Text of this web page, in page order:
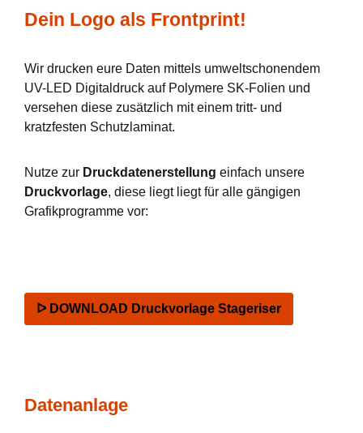
Dein Logo als Frontprint!
Wir drucken eure Daten mittels umweltschonendem
UV-LED Digitaldruck auf Polymere SK-Folien und
versehen diese zusätzlich mit einem tritt- und
kratzfesten Schutzlaminat.
Nutze zur Druckdatenerstellung einfach unsere
Druckvorlage, diese liegt liegt für alle gängigen
Grafikprogramme vor:
ᐅ DOWNLOAD Druckvorlage Stageriser
Datenanlage